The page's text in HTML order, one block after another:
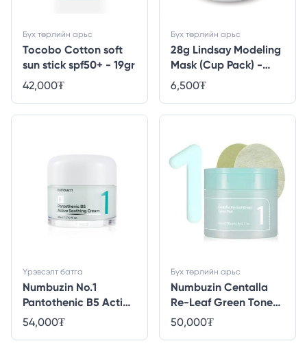
Tocobo Cotton soft
sun stick spf50+ - 19gr
Бүх төрлийн арьс
42,000₮
28g Lindsay Modeling
Mask (Cup Pack) -
Cool(Tea-tree)
Бүх төрлийн арьс
6,500₮
Numbuzin No.1
Pantothenic B5 Active
Soothing Cream -
80ml
Үрэвсэлт батга
54,000₮
Numbuzin Centalla
Re-Leaf Green Toner
Pad - 70ea
Бүх төрлийн арьс
50,000₮